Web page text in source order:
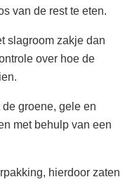
van de rest te eten.
slagroom zakje dan
over hoe de
groene, gele en
met behulp van een
hierdoor zaten